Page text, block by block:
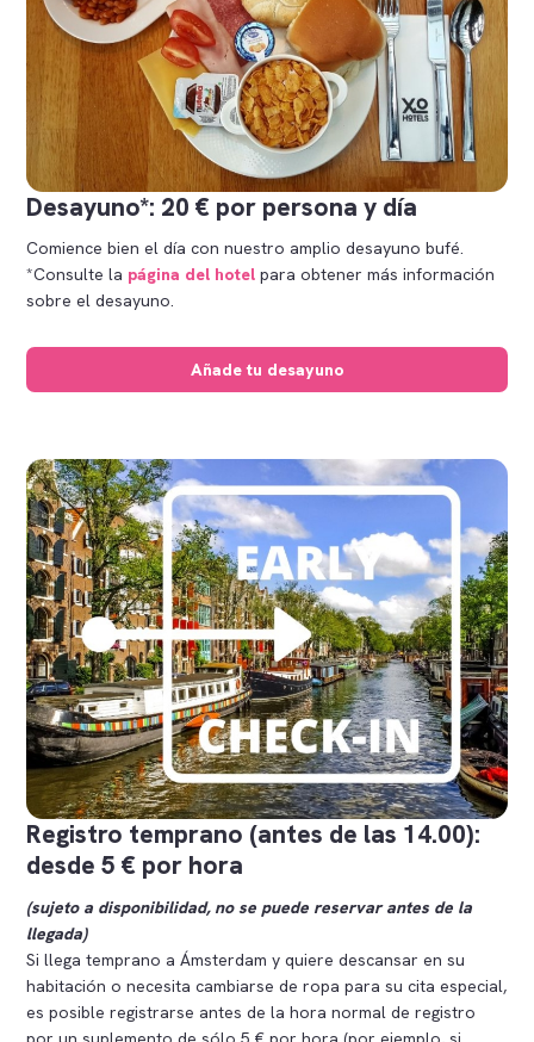
Desayuno*: 20 € por persona y día
Comience bien el día con nuestro amplio desayuno bufé.
*Consulte la página del hotel para obtener más información
sobre el desayuno.
Añade tu desayuno
Registro temprano (antes de las 14.00):
desde 5 € por hora
(sujeto a disponibilidad, no se puede reservar antes de la
llegada)
Si llega temprano a Ámsterdam y quiere descansar en su
habitación o necesita cambiarse de ropa para su cita especial,
es posible registrarse antes de la hora normal de registro